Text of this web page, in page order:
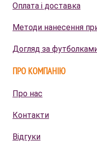
Оплата і доставка
Методи нанесення
Догляд за
ПРО КОМПАНІЮ
Про нас
Контакти
Відгуки